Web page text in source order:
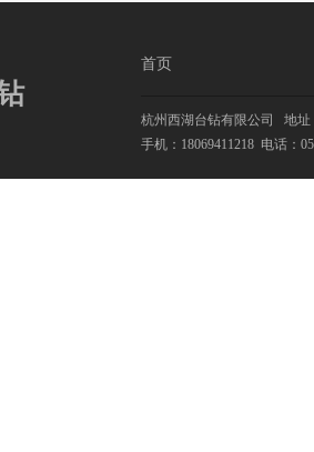
首页
杭州西湖台钻有限公司
地址
手机：18069411218 电话：